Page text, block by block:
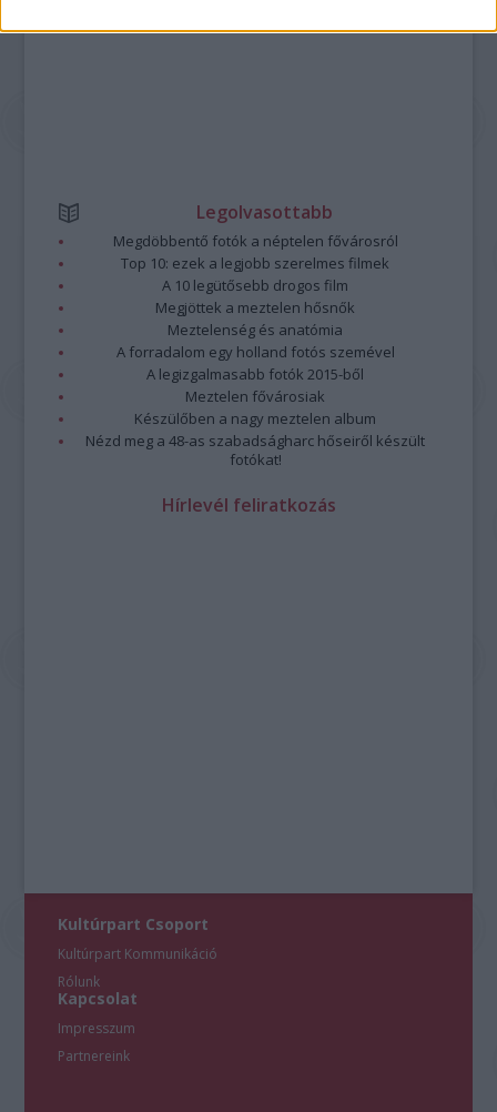
Legolvasottabb
Megdöbbentő fotók a néptelen fővárosról
Top 10: ezek a legjobb szerelmes filmek
A 10 legütősebb drogos film
Megjöttek a meztelen hősnők
Meztelenség és anatómia
A forradalom egy holland fotós szemével
A legizgalmasabb fotók 2015-ből
Meztelen fővárosiak
Készülőben a nagy meztelen album
Nézd meg a 48-as szabadságharc hőseiről készült
fotókat!
Hírlevél feliratkozás
Kultúrpart Csoport
Kultúrpart Kommunikáció
Rólunk
Kapcsolat
Impresszum
Partnereink